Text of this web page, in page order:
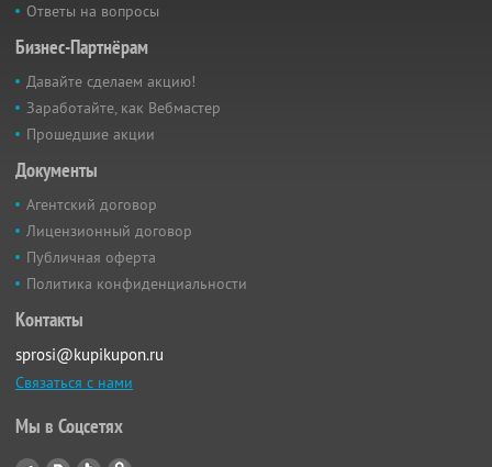
Ответы на вопросы
Бизнес-Партнёрам
Давайте сделаем акцию!
Заработайте, как Вебмастер
Прошедшие акции
Документы
Агентский договор
Лицензионный договор
Публичная оферта
Политика конфиденциальности
Контакты
sprosi@kupikupon.ru
Связаться с нами
Мы в Соцсетях